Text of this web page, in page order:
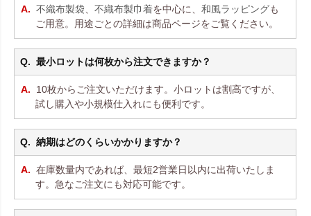
不織布製袋、 不織布製巾着を中心に、 和風ラッピングも
ご用意。用途ごとの詳細は商品ページをご覧ください。
最小ロットは何枚から注文できますか？
10枚からご注文いただけます。小ロットは割高ですが、
試し購入や小規模仕入れにも便利です。
納期はどのくらいかかりますか？
在庫数量内であれば、最短2営業日以内に出荷いたしま
す。急なご注文にも対応可能です。